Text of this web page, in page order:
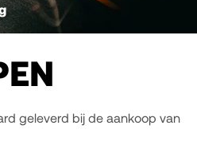
geleverd bij de aankoop van